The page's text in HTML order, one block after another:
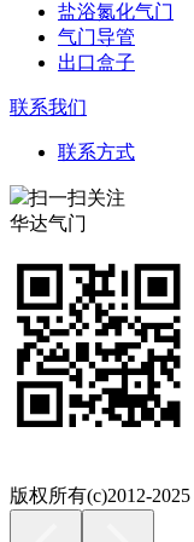
盐浴氮化气门
气门导管
出口盒子
联系我们
联系方式
扫一扫关注
华达气门
版权所有(c)2012-2025